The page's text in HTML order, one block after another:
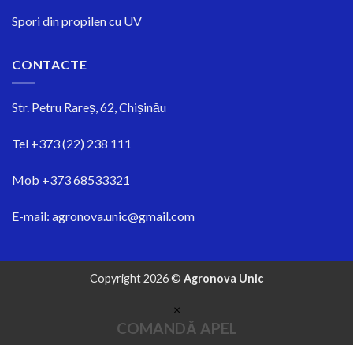
Spori din propilen cu UV
CONTACTE
Str. Petru Rareș, 62, Chișinău
Tel +373 (22) 238 111
Mob +373 68533321
E-mail: agronova.unic@gmail.com
Copyright 2026 © Agronova Unic
×
COMANDĂ APEL